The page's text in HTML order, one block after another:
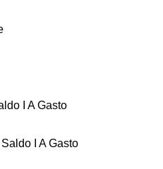
I A Gasto
I A Gasto